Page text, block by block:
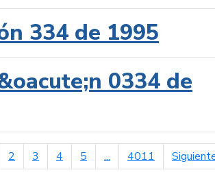
334 de 1995
0334 de
2 3 4 5 ... 4011